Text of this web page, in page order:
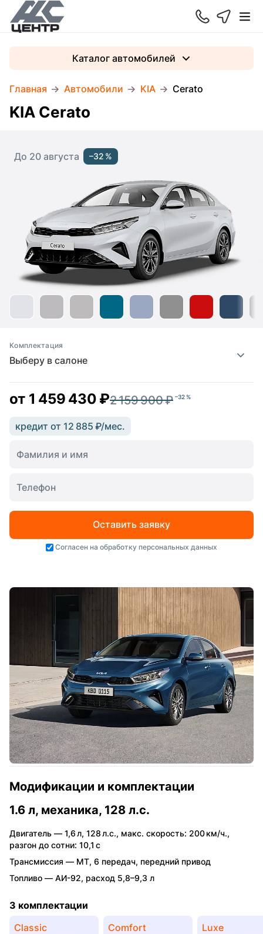
Главная Автомобили KIA Cerato
Каталог автомобилей
KIA Cerato
До 20 августа –32 %
Выберу в салоне
Комплектация
от 1 459 430 ₽2 159 900 ₽ –32 %
кредит от 12 885 ₽/мес.
Оставить заявку
Согласен на обработку персональных данных
Модификации и комплектации
1.6 л, механика, 128 л.с.
Двигатель — 1,6 л, 128 л.с., макс. скорость: 200 км/ч.,
разгон до сотни: 10,1 с
Трансмиссия — MT, 6 передач, передний привод
Топливо — АИ-92, расход 5,8–9,3 л
3 комплектации
Classic
Comfort
Luxe